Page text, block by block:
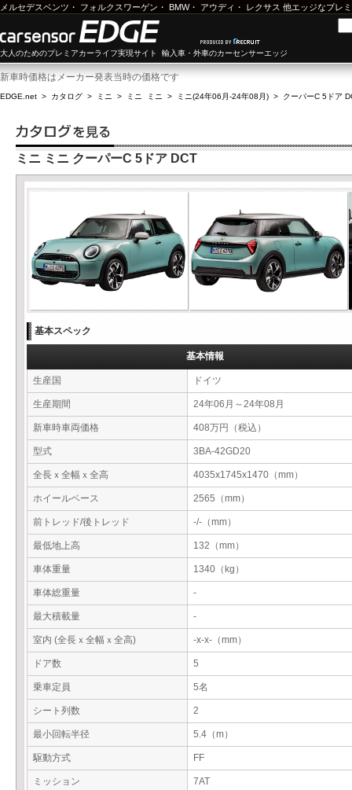
メルセデスベンツ ・ フォルクスワーゲン ・ BMW・ アウディ ・ レクサス 他エッジなプレ
大人のためのプレミアカーライフ実現サイト 輸入車・外車のカーセンサーエッジ
新車時価格はメーカー発表当時の価格です
EDGE.net > カタログ > ミニ > ミニ ミニ > ミニ(24年06月-24年08月) > クーパーC 5ドア
ミニ ミニ クーパーC 5ドア DCT
基本スペック
基本情報
生産国 ドイツ
生産期間 24年06月～24年08月
新車時車両価格 408万円（税込）
型式 3BA-42GD20
全長ｘ全幅ｘ全高 4035x1745x1470（mm）
ホイールベース 2565（mm）
前トレッド/後トレッド -/-（mm）
最低地上高 132（mm）
車体重量 1340（kg）
車体総重量 -
最大積載量 -
室内 (全長ｘ全幅ｘ全高) -x-x-（mm）
ドア数 5
乗車定員 5名
シート列数 2
最小回転半径 5.4（m）
駆動方式 FF
ミッション 7AT